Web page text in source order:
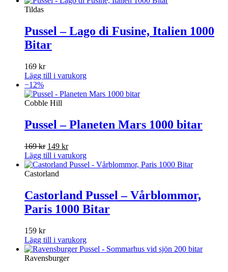
Tildas
Pussel – Lago di Fusine, Italien 1000
Bitar
169 kr
Lägg till i varukorg
−12%
Cobble Hill
Pussel – Planeten Mars 1000 bitar
169kr Det
ursprungliga
priset
var:
149 krDet
nuvarande
priset
Lägg till i varukorg
Castorland
Castorland Pussel – Vårblommor,
Paris 1000 Bitar
159 kr
Lägg till i varukorg
Ravensburger